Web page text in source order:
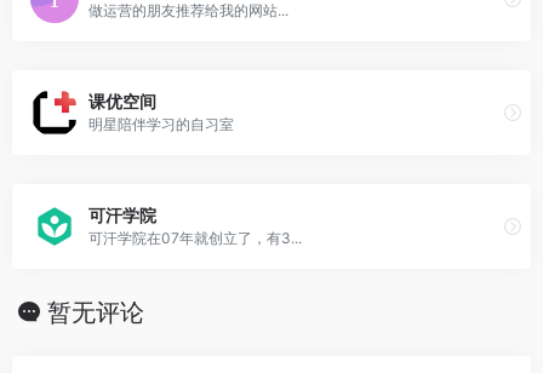
做运营的朋友推荐给我的网站...
课优空间
明星陪伴学习的自习室
可汗学院
可汗学院在07年就创立了，有3...
暂无评论